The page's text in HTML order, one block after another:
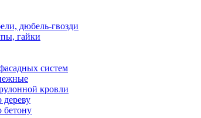
дюбель-гвозди
гайки
систем
кровли
бетону